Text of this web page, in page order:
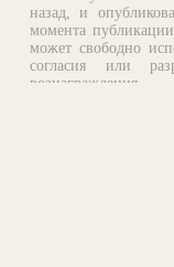
назад, и
момента
может свободно
согласия или
вознаграждения.